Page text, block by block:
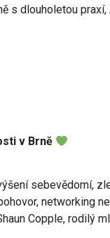
s dlouholetou praxí,
v Brně
sebevědomí,
networking
Copple, rodilý